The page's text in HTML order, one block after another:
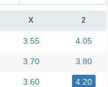
X 2
3.55 4.05
3.70 3.80
3.60 4.20